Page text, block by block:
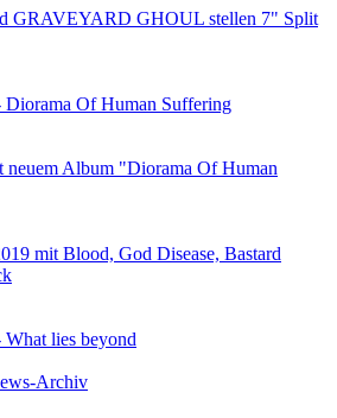
GRAVEYARD GHOUL stellen 7" Split
Diorama Of Human Suffering
Album "Diorama Of Human
mit Blood, God Disease, Bastard
lies beyond
Archiv